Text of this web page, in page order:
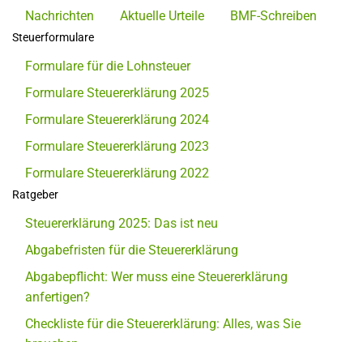
Nachrichten Aktuelle Urteile BMF-Schreiben
Steuerformulare
Formulare für die Lohnsteuer
Formulare Steuererklärung 2025
Formulare Steuererklärung 2024
Formulare Steuererklärung 2023
Formulare Steuererklärung 2022
Ratgeber
Steuererklärung 2025: Das ist neu
Abgabefristen für die Steuererklärung
Abgabepflicht: Wer muss eine Steuererklärung
anfertigen?
Checkliste für die Steuererklärung: Alles, was Sie